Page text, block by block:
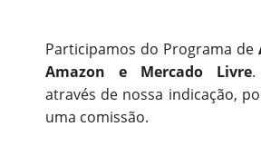
Participamos do Programa de
Amazon e Mercado Livre
através de nossa indicação,
uma comissão.